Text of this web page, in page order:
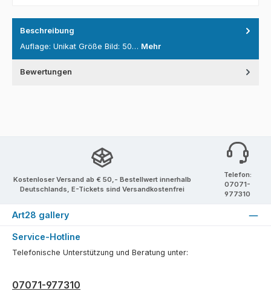
Beschreibung
Auflage: Unikat Größe Bild: 50… Mehr
Bewertungen
Kostenloser Versand ab € 50,- Bestellwert innerhalb
Deutschlands, E-Tickets sind Versandkostenfrei
Telefon:
07071-
977310
Art28 gallery
Service-Hotline
Telefonische Unterstützung und Beratung unter:
07071-977310